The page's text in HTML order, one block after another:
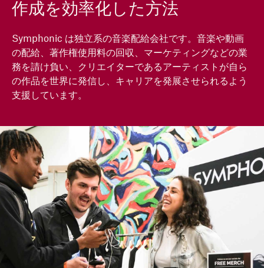
作成を効率化した方法
Symphonic は独立系の音楽配給会社です。音楽や動画
の配給、著作権使用料の回収、マーケティングなどの業
務を請け負い、クリエイターであるアーティストが自ら
の作品を世界に発信し、キャリアを発展させられるよう
支援しています。